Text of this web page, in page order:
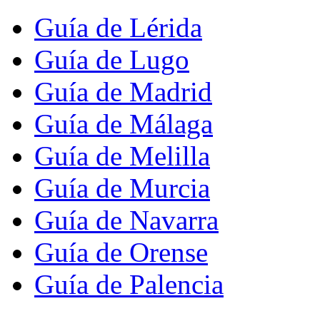
Guía de Lérida
Guía de Lugo
Guía de Madrid
Guía de Málaga
Guía de Melilla
Guía de Murcia
Guía de Navarra
Guía de Orense
Guía de Palencia